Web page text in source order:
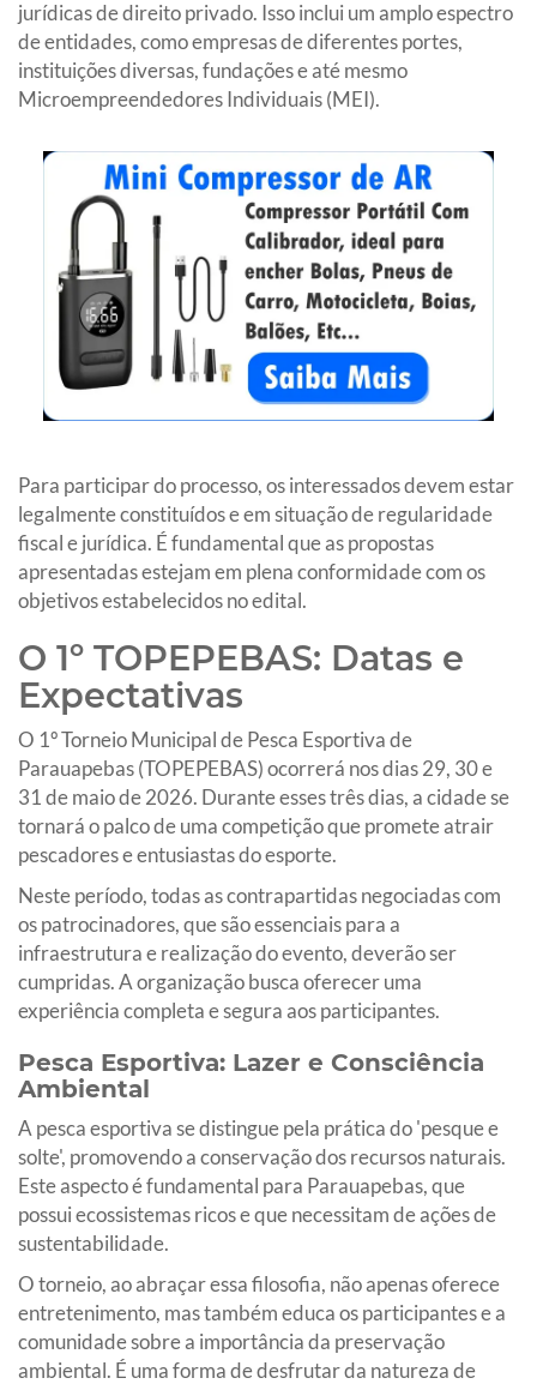
jurídicas de direito privado. Isso inclui um amplo espectro
de entidades, como empresas de diferentes portes,
instituições diversas, fundações e até mesmo
Microempreendedores Individuais (MEI).
Para participar do processo, os interessados devem estar
legalmente constituídos e em situação de regularidade
fiscal e jurídica. É fundamental que as propostas
apresentadas estejam em plena conformidade com os
objetivos estabelecidos no edital.
O 1º TOPEPEBAS: Datas e
Expectativas
O 1º Torneio Municipal de Pesca Esportiva de
Parauapebas (TOPEPEBAS) ocorrerá nos dias 29, 30 e
31 de maio de 2026. Durante esses três dias, a cidade se
tornará o palco de uma competição que promete atrair
pescadores e entusiastas do esporte.
Neste período, todas as contrapartidas negociadas com
os patrocinadores, que são essenciais para a
infraestrutura e realização do evento, deverão ser
cumpridas. A organização busca oferecer uma
experiência completa e segura aos participantes.
Pesca Esportiva: Lazer e Consciência
Ambiental
A pesca esportiva se distingue pela prática do 'pesque e
solte', promovendo a conservação dos recursos naturais.
Este aspecto é fundamental para Parauapebas, que
possui ecossistemas ricos e que necessitam de ações de
sustentabilidade.
O torneio, ao abraçar essa filosofia, não apenas oferece
entretenimento, mas também educa os participantes e a
comunidade sobre a importância da preservação
ambiental. É uma forma de desfrutar da natureza de